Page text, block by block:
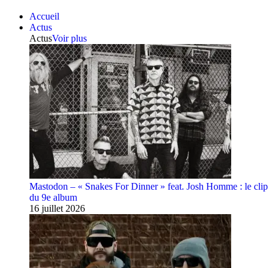
Accueil
Actus
ActusVoir plus
Mastodon – « Snakes For Dinner » feat. Josh Homme : le clip
du 9e album
16 juillet 2026